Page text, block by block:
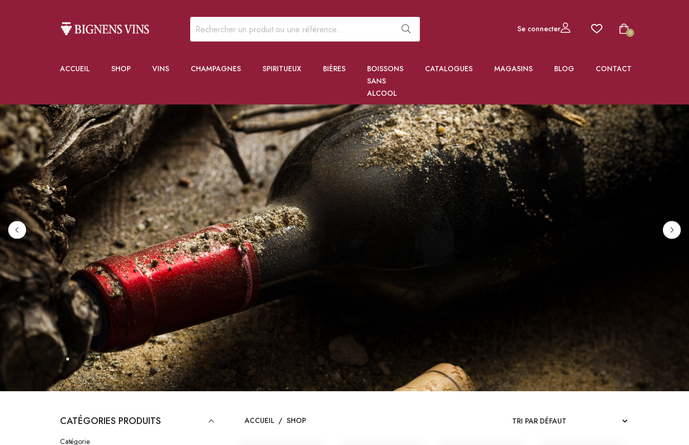
Se connecter 0
ACCUEIL SHOP VINS CHAMPAGNES SPIRITUEUX BIÈRES
BOISSONS
SANS
ALCOOL
CATALOGUES MAGASINS BLOG CONTACT
NOS PÉPITES
NOS PÉPITES
CATALOGUE EN LIGNE
CATÉGORIES PRODUITS
Catégorie
ACCUEIL / SHOP